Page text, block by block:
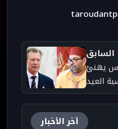
السابق
يهنئ
العيد
آخر الأخبار